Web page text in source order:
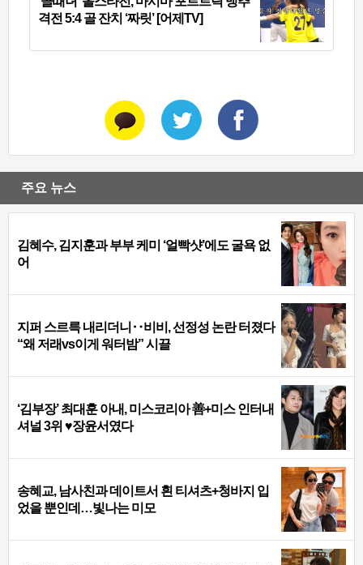
격전 5:4 골 잔치 ‘짜릿’ [어제TV]
주요 뉴스
김혜수, 김지훈과 부부 케미 ‘얼빡샷’에도 굴욕 없
어
지퍼 스르륵 내리더니‥비비, 선정성 논란 터졌다
“왜 저래vs이게 워터밤” 시끌
‘김부장’ 최대훈 아내, 미스코리아 善+미스 인터내
셔널 3위 ♥장윤서였다
송혜교, 남사친과 데이트서 흰 티셔츠+청바지 입
었을 뿐인데…빛나는 미모